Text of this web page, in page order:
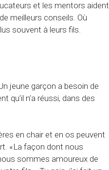
et les mentors aident
meilleurs conseils. Où
souvent à leurs fils.
jeune garçon a besoin de
qu’il n’a réussi, dans des
en chair et en os peuvent
«La façon dont nous
sommes amoureux de